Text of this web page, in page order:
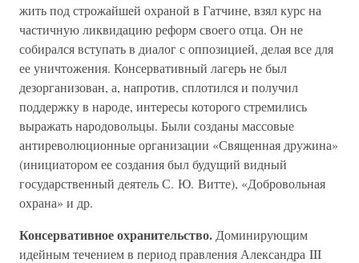
жить под строжайшей охраной в Гатчине, взял курс на
частичную ликвидацию реформ своего отца. Он не
собирался вступать в диалог с оппозицией, делая все для
ее уничтожения. Консервативный лагерь не был
дезорганизован, а, напротив, сплотился и получил
поддержку в народе, интересы которого стремились
выражать народовольцы. Были созданы массовые
антиреволюционные организации «Священная дружина»
(инициатором ее создания был будущий видный
государственный деятель С. Ю. Витте), «Добровольная
охрана» и др.
Консервативное охранительство. Доминирующим
идейным течением в период правления Александра III